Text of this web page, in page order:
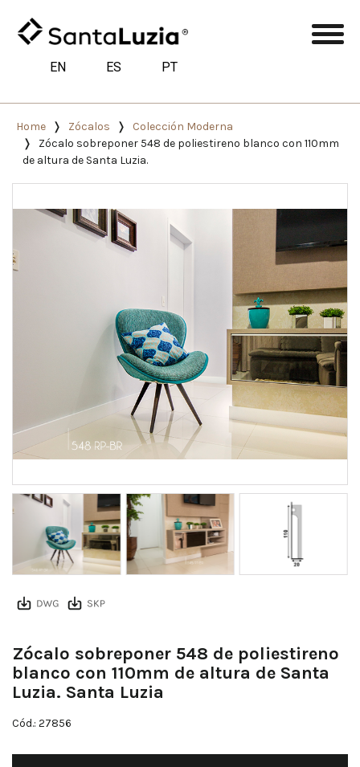
EN ES PT
Home Zócalos
Colección Moderna
Zócalo sobreponer 548 de poliestireno blanco con 110mm
de altura de Santa Luzia.
Zócalo sobreponer 548 de poliestireno
blanco con 110mm de altura de Santa
Luzia. Santa Luzia
Cód.: 27856